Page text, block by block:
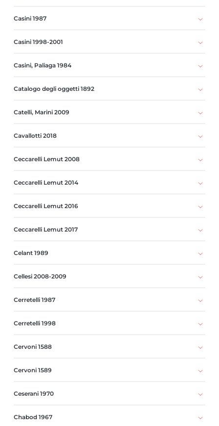
Casini 1987
Casini 1998-2001
Casini, Paliaga 1984
Catalogo degli oggetti 1892
Catelli, Marini 2009
Cavallotti 2018
Ceccarelli Lemut 2008
Ceccarelli Lemut 2014
Ceccarelli Lemut 2016
Ceccarelli Lemut 2017
Celant 1989
Cellesi 2008-2009
Cerretelli 1987
Cerretelli 1998
Cervoni 1588
Cervoni 1589
Ceserani 1970
Chabod 1967